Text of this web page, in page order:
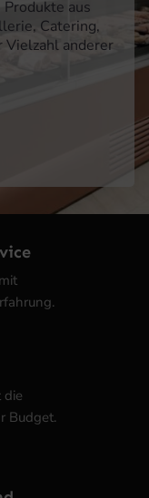
aus
Catering,
Vielzahl anderer
die
Budget.